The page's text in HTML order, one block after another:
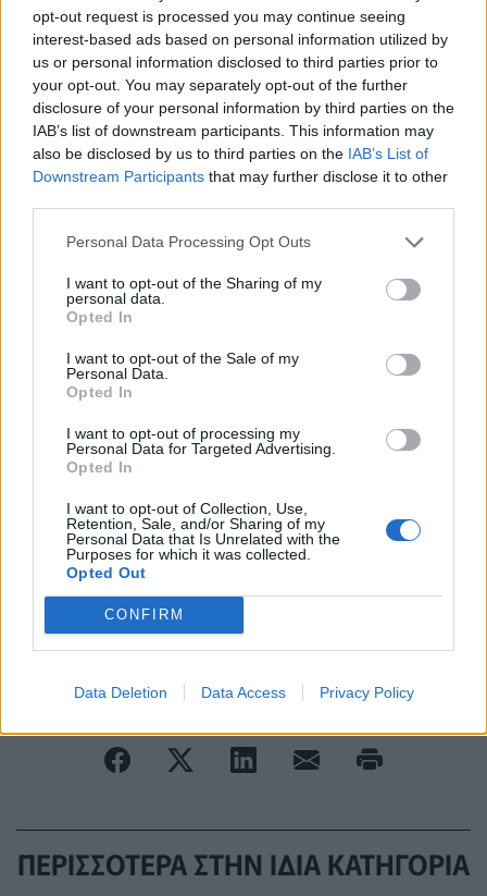
opt-out request is processed you may continue seeing
interest-based ads based on personal information utilized by
us or personal information disclosed to third parties prior to
your opt-out. You may separately opt-out of the further
disclosure of your personal information by third parties on the
IAB’s list of downstream participants. This information may
also be disclosed by us to third parties on the IAB’s List of
Downstream Participants that may further disclose it to other
Personal Data Processing Opt Outs
I want to opt-out of the Sharing of my
personal data.
Opted In
I want to opt-out of the Sale of my
Personal Data.
Opted In
I want to opt-out of processing my
Personal Data for Targeted Advertising.
Opted In
I want to opt-out of Collection, Use,
Retention, Sale, and/or Sharing of my
Personal Data that Is Unrelated with the
Purposes for which it was collected.
Opted Out
CONFIRM
Data Deletion Data Access Privacy Policy
ΔΙΑΒΑΣΤΕ ΑΚΟΜΑ
Σοβαρές ελλείψεις
προσωπικού σε σημαντικά
νοσοκομεία της Αθήνας
Η στέρηση ύπνου διαταράσσει
το μικροβίωμα του εντέρου και
επηρεάζει την πορεία του
αποκαλύπτει το ρόλο μιας
βιταμίνης – Πώς μπορεί να
όγκων
Πρόσθεσε τοHealthStat
στα αγαπημένα σου στη
Google
ΠΟΝΟΣ ΑΡΘΡΩΣΕΙΣ
ΥΠΟΛΟΓΙΣΤΗΣ
ΠΕΡΙΣΣΟΤΕΡΑ ΣΤΗΝ ΙΔΙΑ ΚΑΤΗΓΟΡΙΑ